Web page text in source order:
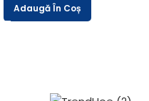
Adaugă În Coș